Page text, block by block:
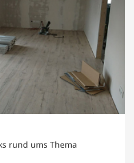
rund ums Thema